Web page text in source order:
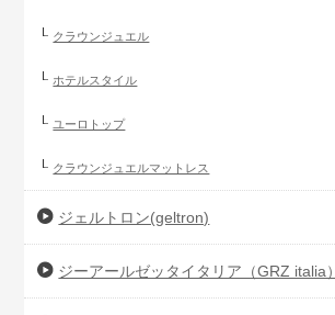
クラウンジュエル
ホテルスタイル
ユーロトップ
クラウンジュエルマットレス
ジェルトロン(geltron)
ジーアールゼッタイタリア（GRZ italia）